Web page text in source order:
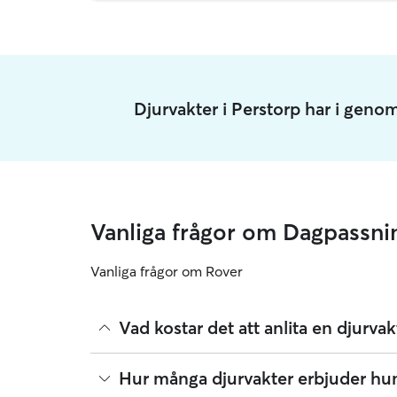
Djurvakter i Perstorp har i
Vanliga frågor om
Vanliga frågor om Rover
Vad kostar det att anlita en
Djurvakter på Rover väljer sina egna priser.
på Rover var augusti 2026 cirka 250 per dag,
Hur många djurvakter erbjuder